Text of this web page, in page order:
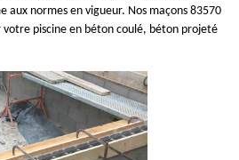
aux normes en vigueur. Nos maçons 83570
piscine en béton coulé, béton projeté